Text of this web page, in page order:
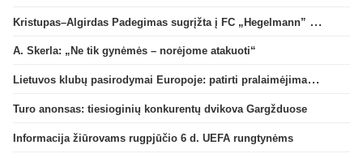
Kristupas–Algirdas Padegimas sugrįžta į FC „Hegelmann” B sudėtį
A. Skerla: „Ne tik gynėmės – norėjome atakuoti“
Lietuvos klubų pasirodymai Europoje: patirti pralaimėjimai Kroatijos atstovams
Turo anonsas: tiesioginių konkurentų dvikova Gargžduose
Informacija žiūrovams rugpjūčio 6 d. UEFA rungtynėms